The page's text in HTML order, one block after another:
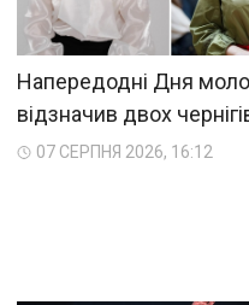
Напередодні Дня
відзначив двох
07 СЕРПНЯ 2026, 16:12